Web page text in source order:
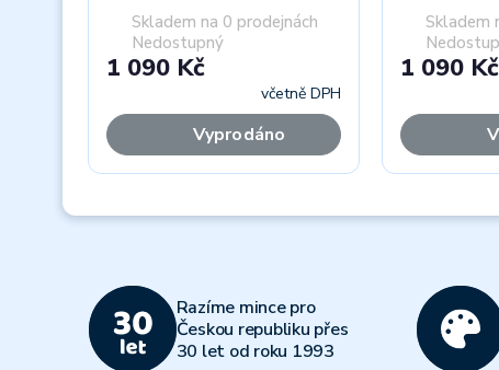
Skladem na 0 prodejnách
Nedostupný
1 090 Kč
včetně DPH
Vyprodáno
Skladem
1 090 Kč
Razíme mince pro
Českou republiku přes
30 let od roku 1993